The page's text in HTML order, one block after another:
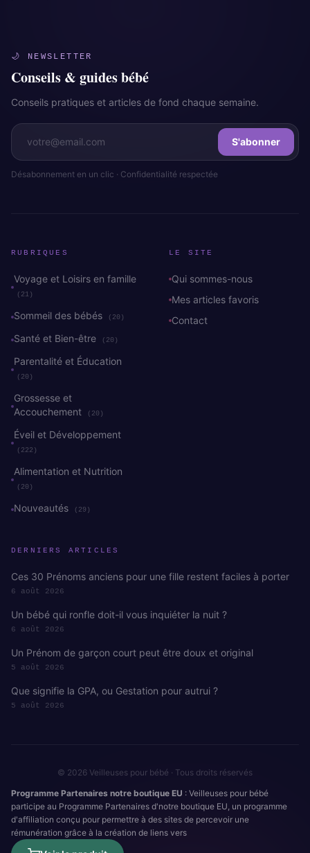
🌙 NEWSLETTER
Conseils & guides bébé
Conseils pratiques et articles de fond chaque semaine.
S'abonner
Désabonnement en un clic · Confidentialité respectée
RUBRIQUES
Voyage et Loisirs en famille
(21)
Sommeil des bébés (20)
Santé et Bien-être (20)
Parentalité et Éducation
(20)
Grossesse et
Accouchement
(20)
Éveil et Développement
(222)
Alimentation et Nutrition
(20)
Nouveautés (29)
LE SITE
Qui sommes-nous
Mes articles favoris
Contact
DERNIERS ARTICLES
Ces 30 Prénoms anciens pour une fille restent faciles à porter
6 août 2026
Un bébé qui ronfle doit-il vous inquiéter la nuit ?
6 août 2026
Un Prénom de garçon court peut être doux et original
5 août 2026
Que signifie la GPA, ou Gestation pour autrui ?
5 août 2026
© 2026 Veilleuses pour bébé · Tous droits réservés
Programme Partenaires notre boutique EU : Veilleuses pour bébé
participe au Programme Partenaires d'notre boutique EU, un programme
d'affiliation conçu pour permettre à des sites de percevoir une
rémunération grâce à la création de liens vers